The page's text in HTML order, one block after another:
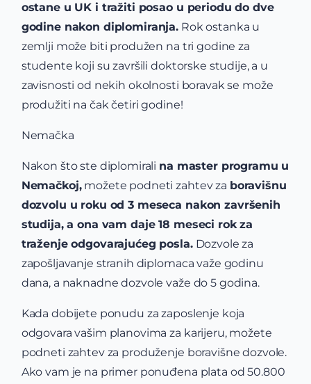
ostane u UK i tražiti posao u periodu do dve
godine nakon diplomiranja. Rok ostanka u
zemlji može biti produžen na tri godine za
studente koji su završili doktorske studije, a u
zavisnosti od nekih okolnosti boravak se može
produžiti na čak četiri godine!
Nemačka
Nakon što ste diplomirali na master programu u
Nemačkoj,možete podneti zahtev za boravišnu
dozvolu u roku od 3 meseca nakon završenih
studija, a ona vam daje 18 meseci rok za
traženje odgovarajućeg posla.Dozvole za
zapošljavanje stranih diplomaca važe godinu
dana, a naknadne dozvole važe do 5 godina.
Kada dobijete ponudu za zaposlenje koja
odgovara vašim planovima za karijeru, možete
podneti zahtev za produženje boravišne dozvole.
Ako vam je na primer ponuđena plata od 50.800